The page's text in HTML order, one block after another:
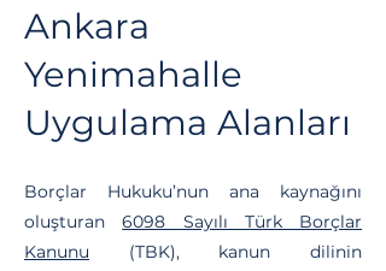
Ankara
Yenimahalle
Uygulama Alanları
Borçlar Hukuku’nun ana kaynağını
oluşturan6098 Sayılı Türk Borçlar
Kanunu (TBK), kanun dilinin